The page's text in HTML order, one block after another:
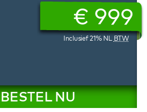
€ 999
Inclusief 21% NL BTW
BESTEL NU